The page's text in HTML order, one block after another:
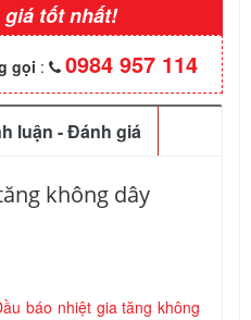
giá tốt nhất!
gọi : 0984 957 114
luận - Đánh giá
không dây
báo nhiệt gia tăng không